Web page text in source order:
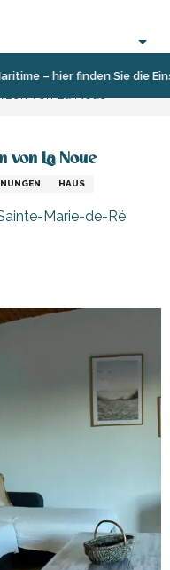
– hier finden Sie die
von La Noue
HAUS
Marie-de-Ré